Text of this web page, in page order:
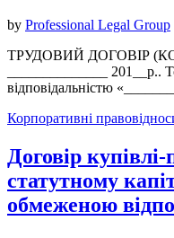
by Professional Legal Group
ТРУДОВИЙ ДОГОВІР
______________ 201__р..
відповідальністю
Корпоративні
Договір
статутному
обмеженою